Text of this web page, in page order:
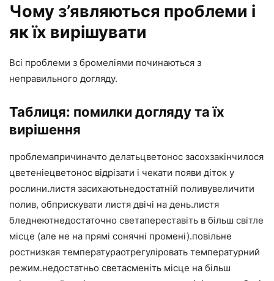
Чому з’являються проблеми і
як їх вирішувати
Всі проблеми з бромеліями починаються з
неправильного догляду.
Таблиця: помилки догляду та їх
вирішення
проблемапричиначто делатьцветонос засохзакінчилося
цветеніецветонос відрізати і чекати появи діток у
рослини.листя засихаютьнедостатній поливувеличити
полив, обприскувати листя двічі на день.листя
бледнеютнедостаточно светапереставіть в більш світле
місце (але не на прямі сонячні промені).повільне
ростнизкая температураотрегуліровать температурний
режим.недостатньо светасменіть місце на більш